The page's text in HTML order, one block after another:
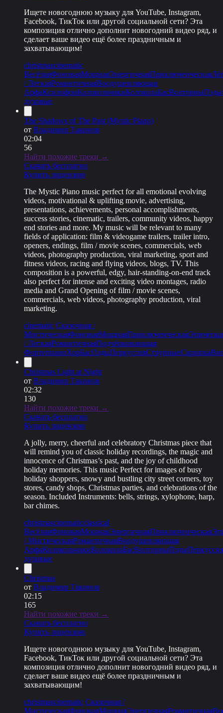
Ищете новогоднюю музыку для YouTube, Instagram,
Facebook, ТикТок или другой социальной сети? Эта
композиция отлично дополнит новогодний видео ряд, и
сделает ваше видео ещё более праздничным и
захватывающим!
christmascinematic
ВесёлаяФоноваяМощнаяЭнергичнаяПриключенческая
/ ЛегкаяРомантичнаяВоодушевляющая
АрфаКсилофонКолокольчикиКолоколаБасВолторныПэды
духовые
The Shadows of The Past (Mystic Piano)
от Владимир Такинов
02:04
56
Найти похожие треки →
Скачать бесплатно
Купить лицензию
The Mystic Piano music perfect for all emotional evolving
videos, motivational & uplifting movie, advertising,
presentations, achievements, personal accomplishments,
success stories, cinematic, trailers, community videos, happy
end stories and more. My music will be relevant to many
fields of application: film & videogame trailers, trailer intro,
openers, endings, film / movie scenes, commercials, web
videos, photography production, viral marketing, sport and
fitness videos, racing and flying videos, blogs, TV. This
composition is a powerful, edgy, hair-standing-on-end track
also perfect for intense and exciting video montages, radio
media and Grand Opening of film / movie scenes,
commercials, web videos, photography production, viral
marketing.
cinematic Сказочная /
МистическаяФоноваяМощнаяПриключенческая
/ ЛегкаяРомантичнаяПодчёркивающая
ФортепианоХорБасПэдыПеркуссияСтрунныеСкрипка
Christmas Light at Night
от Владимир Такинов
02:32
130
Найти похожие треки →
Скачать бесплатно
Купить лицензию
A jolly, merry, cheerful and celebratory Christmas piece that
will remind you of classic holiday recordings, the magic and
innocence of Christmas’s past, and the joy of childhood
holiday memories. This music Perfect for images of busy
holiday shoppers, snowy and bustling city street corners, toy
stores, candy shops, Christmas parties, and celebrations of the
season. Included Instruments: bells, strings, xylophone, harp,
bar chimes.
christmascinematicclassical
ВесёлаяФоноваяМощнаяЭнергичнаяПриключенческая
/ МистическаяРомантичнаяВоодушевляющая
АрфаКолокольчикиКолоколаБасВолторныПэдыПеркуссия
духовые
Christmas
от Владимир Такинов
02:15
165
Найти похожие треки →
Скачать бесплатно
Купить лицензию
Ищете новогоднюю музыку для YouTube, Instagram,
Facebook, ТикТок или другой социальной сети? Эта
композиция отлично дополнит новогодний видео ряд, и
сделает ваше видео ещё более праздничным и
захватывающим!
christmascinematic Сказочная /
МистическаяФоноваяМощнаяЭнергичнаяРомантичная